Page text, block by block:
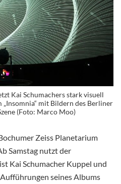
Kai Schumachers stark visuell
mit Bildern des Berliner
(Foto: Marco Moo)
Zeiss Planetarium
Samstag nutzt der
Kai Schumacher Kuppel und
seines Albums